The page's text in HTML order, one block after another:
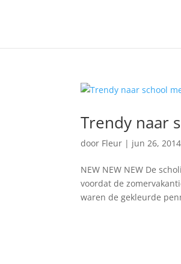
Trendy naar
door Fleur | jun 26, 2014
NEW NEW NEW De
voordat de
waren de gekleurde